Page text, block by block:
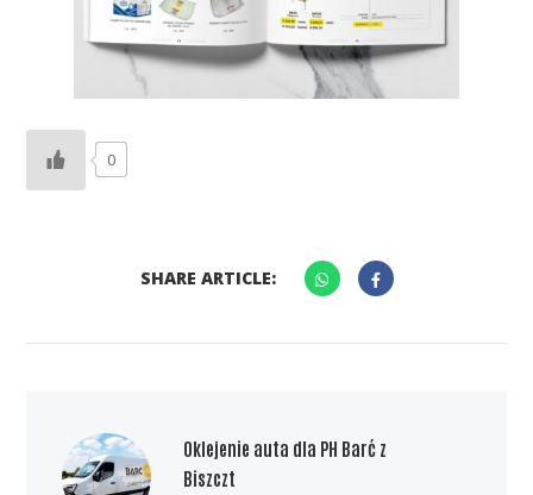
0
SHARE ARTICLE:
Oklejenie auta dla PH Barć z
Biszczt